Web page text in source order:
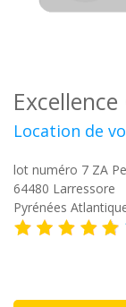
Excellence
Location de
lot numéro 7 ZA
64480 Larressore
Pyrénées